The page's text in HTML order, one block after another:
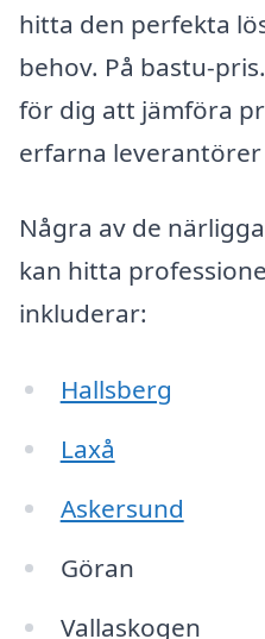
hitta den perfekta
behov. På bastu-
för dig att jämföra
erfarna
Några av de
kan hitta
inkluderar:
Hallsberg
Laxå
Askersund
Göran
Vallaskogen